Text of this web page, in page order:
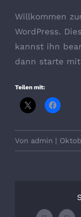
Willkommen
WordPress.
kannst ihn
dann starte
Teilen mit:
Von admin |